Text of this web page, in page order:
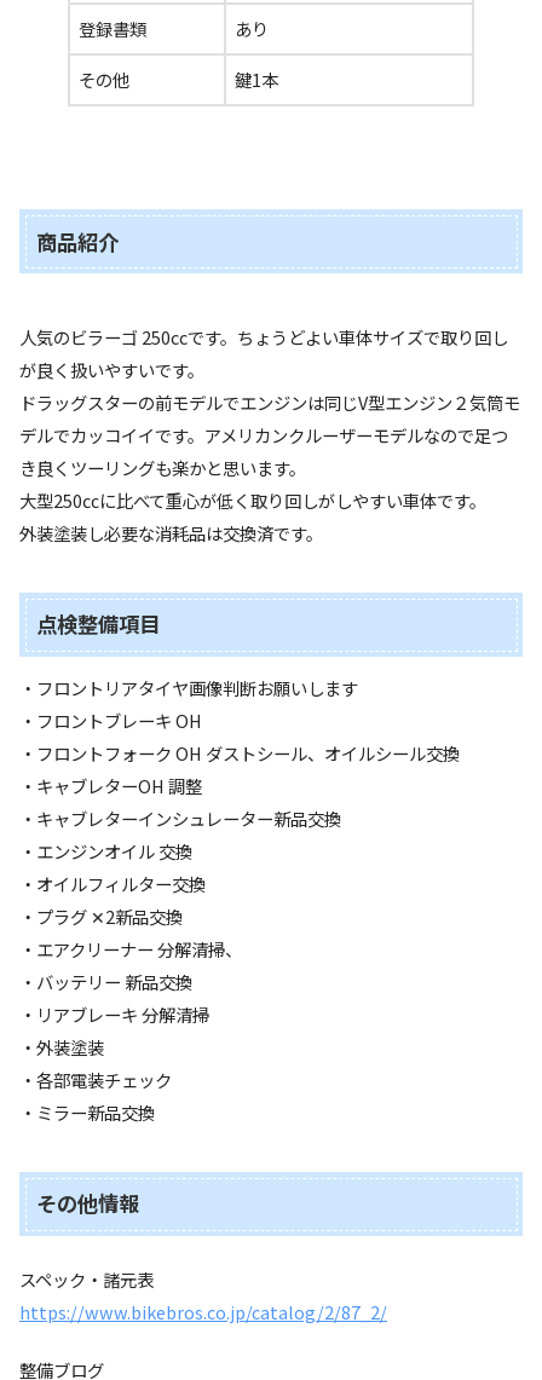
登録書類
あり
その他
鍵1本
商品紹介
人気のビラーゴ 250ccです。ちょうどよい車体サイズで取り回し
が良く扱いやすいです。
ドラッグスターの前モデルでエンジンは同じV型エンジン２気筒モ
デルでカッコイイです。アメリカンクルーザーモデルなので足つ
き良くツーリングも楽かと思います。
大型250㏄に比べて重心が低く取り回しがしやすい車体です。
外装塗装し必要な消耗品は交換済です。
点検整備項目
・フロントリアタイヤ画像判断お願いします
・フロントブレーキ OH
・フロントフォーク OH ダストシール、オイルシール交換
・キャブレターOH 調整
・キャブレターインシュレーター新品交換
・エンジンオイル 交換
・オイルフィルター交換
・プラグ ‪✕‬2新品交換
・エアクリーナー 分解清掃、
・バッテリー 新品交換
・リアブレーキ 分解清掃
・外装塗装
・各部電装チェック
・ミラー新品交換
その他情報
スペック・諸元表
https://www.bikebros.co.jp/catalog/2/87_2/
整備ブログ